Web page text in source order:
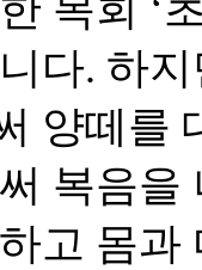
목회 ‘
다. 하
양떼를
복음
고 몸